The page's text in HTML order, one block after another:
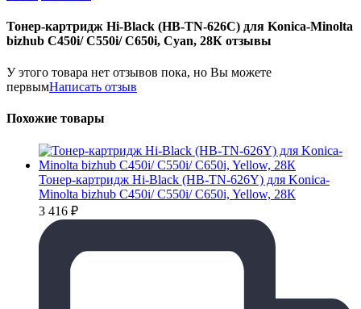
Тонер-картридж Hi-Black (HB-TN-626C) для Konica-Minolta
bizhub C450i/ C550i/ C650i, Cyan, 28К отзывы
У этого товара нет отзывов пока, но Вы можете
первымНаписать отзыв
Похожие товары
Тонер-картридж Hi-Black (HB-TN-626Y) для Konica-
Minolta bizhub C450i/ C550i/ C650i, Yellow, 28К
3 416 ₽